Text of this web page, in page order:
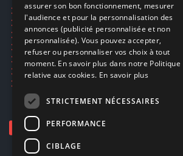
Ecogaming
Expédition & retours
Confidentialité
Conditions générales
EA Sport UFC 6
Call of Duty: Modern Warfare 4
Rachat et revente de jeux en cash
ENGLISH
assurer son bon fonctionnement, mesurer
l'audience et pour la personnalisation des
annonces (publicité personnalisée et non
personnalisée). Vous pouvez accepter,
refuser ou personnaliser vos choix à tout
moment. En savoir plus dans notre Politique
relative aux cookies. En savoir plus
STRICTEMENT NÉCESSAIRES
PERFORMANCE
CIBLAGE